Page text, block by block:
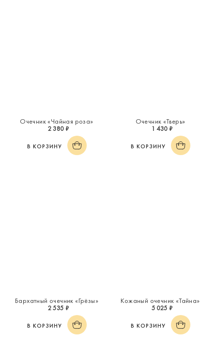
Очечник «Чайная роза»
2 380 ₽
В КОРЗИНУ
Очечник «Тверь»
1 430 ₽
В КОРЗИНУ
Бархатный очечник «Грёзы»
2 535 ₽
В КОРЗИНУ
Кожаный очечник «Тайна»
5 025 ₽
В КОРЗИНУ